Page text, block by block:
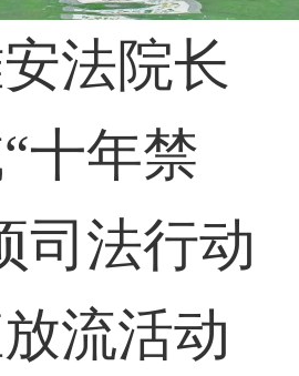
院长
十年禁
司法行动
流活动